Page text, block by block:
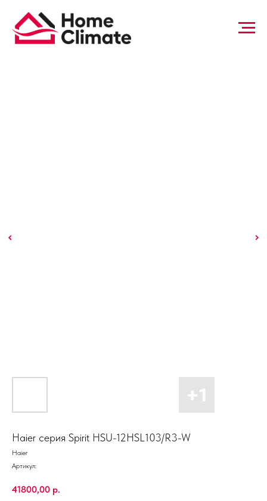
Haier серия Spirit HSU-12HSL103/R3-W
Haier
Артикул:
41800,00 р.